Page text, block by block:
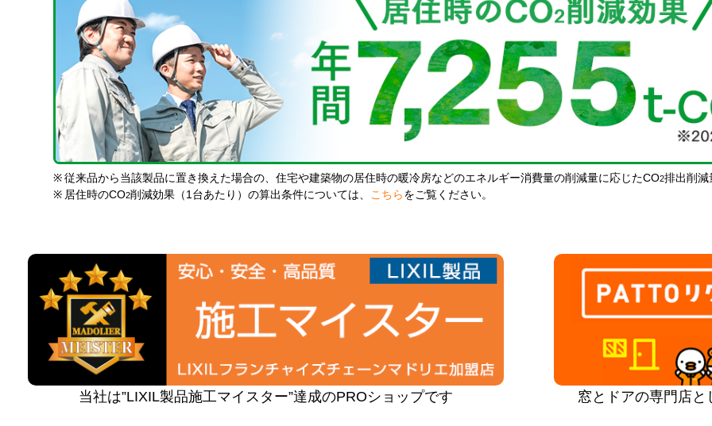
※ 従来品から当該製品に置き換えた場合の、住宅や建築物の居住時の暖冷房などのエネルギー消費量の削減量に応じたCO2排出削減
※ 居住時のCO2削減効果（1台あたり）の算出条件については、 こちら をご覧ください。
当社は”LIXIL製品施工マイスター”達成のPROショップです 窓とドアの専門店